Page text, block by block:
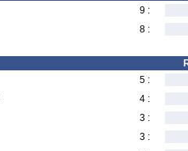
9 :
8 :
5 :
4 :
3 :
3 :